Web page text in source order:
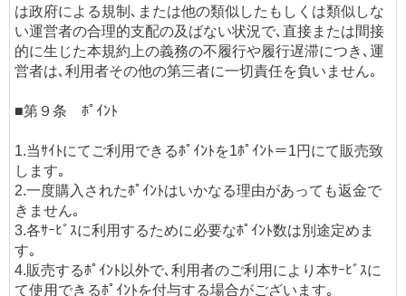
は政府による規制､または他の類似したもしくは類似しな
い運営者の合理的支配の及ばない状況で､直接または間接
的に生じた本規約上の義務の不履行や履行遅滞につき､運
営者は､利用者その他の第三者に一切責任を負いません｡
■第９条 ﾎﾟｲﾝﾄ
1.当ｻｲﾄにてご利用できるﾎﾟｲﾝﾄを1ﾎﾟｲﾝﾄ＝1円にて販売致
します｡
2.一度購入されたﾎﾟｲﾝﾄはいかなる理由があっても返金で
きません｡
3.各ｻｰﾋﾞｽに利用するために必要なﾎﾟｲﾝﾄ数は別途定めま
す｡
4.販売するﾎﾟｲﾝﾄ以外で､利用者のご利用により本ｻｰﾋﾞｽに
て使用できるﾎﾟｲﾝﾄを付与する場合がございます｡